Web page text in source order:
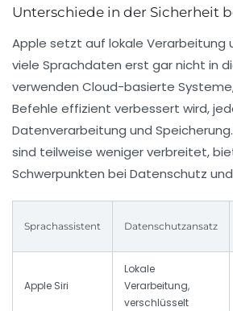
Unterschiede in der Sicherheit
Apple setzt auf lokale Verarbeitung
viele Sprachdaten erst gar nicht in
verwenden Cloud-basierte
Befehle effizient verbessert wird,
Datenverarbeitung und
sind teilweise weniger verbreitet,
Schwerpunkten bei Datenschutz
Sprachassistent Datenschutzansatz
Apple Siri
Lokale
Verarbeitung,
verschlüsselt